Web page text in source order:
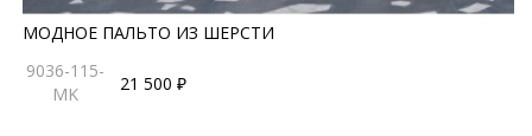
МОДНОЕ ПАЛЬТО ИЗ ШЕРСТИ
9036-115-
MK
21 500 ₽